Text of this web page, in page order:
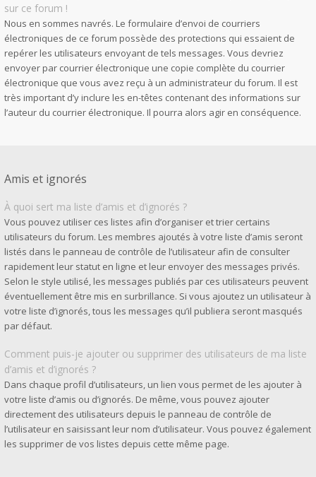
sur ce forum !
Nous en sommes navrés. Le formulaire d’envoi de courriers
électroniques de ce forum possède des protections qui essaient de
repérer les utilisateurs envoyant de tels messages. Vous devriez
envoyer par courrier électronique une copie complète du courrier
électronique que vous avez reçu à un administrateur du forum. Il est
très important d’y inclure les en-têtes contenant des informations sur
l’auteur du courrier électronique. Il pourra alors agir en conséquence.
Amis et ignorés
À quoi sert ma liste d’amis et d’ignorés ?
Vous pouvez utiliser ces listes afin d’organiser et trier certains
utilisateurs du forum. Les membres ajoutés à votre liste d’amis seront
listés dans le panneau de contrôle de l’utilisateur afin de consulter
rapidement leur statut en ligne et leur envoyer des messages privés.
Selon le style utilisé, les messages publiés par ces utilisateurs peuvent
éventuellement être mis en surbrillance. Si vous ajoutez un utilisateur à
votre liste d’ignorés, tous les messages qu’il publiera seront masqués
par défaut.
Comment puis-je ajouter ou supprimer des utilisateurs de ma liste
d’amis et d’ignorés ?
Dans chaque profil d’utilisateurs, un lien vous permet de les ajouter à
votre liste d’amis ou d’ignorés. De même, vous pouvez ajouter
directement des utilisateurs depuis le panneau de contrôle de
l’utilisateur en saisissant leur nom d’utilisateur. Vous pouvez également
les supprimer de vos listes depuis cette même page.